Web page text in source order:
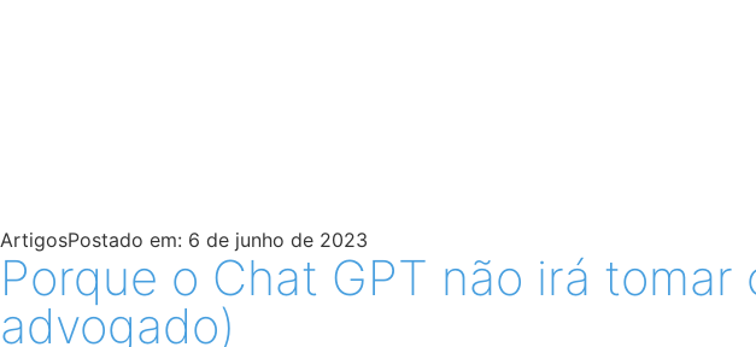
ArtigosPostado em: 6 de junho de 2023
Porque o Chat GPT não irá
advogado)